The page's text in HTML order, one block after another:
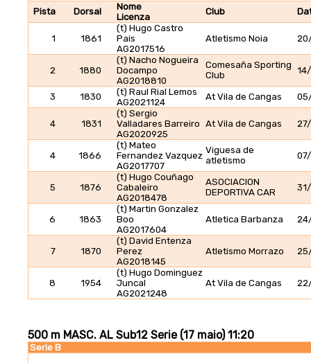
Pista Dorsal
Nome
Licenza
Club
1 1861
(t) Hugo Castro
Pais
AG2017516
Atletismo Noia
2 1880
(t) Nacho Nogueira
Docampo
AG2018810
Comesaña Sporting
Club
3 1830
(t) Raul Rial Lemos
AG2021124
At Vila de Cangas
4 1831
(t) Sergio
Valladares Barreiro
AG2020925
At Vila de Cangas
4 1866
(t) Mateo
Fernandez Vazquez
AG2017707
Viguesa de
atletismo
5 1876
(t) Hugo Couñago
Cabaleiro
AG2018478
ASOCIACION
DEPORTIVA CAR
6 1863
(t) Martin Gonzalez
Boo
AG2017604
Atletica Barbanza
7 1870
(t) David Entenza
Perez
AG2018145
Atletismo Morrazo
8 1954
(t) Hugo Dominguez
Juncal
AG2021248
At Vila de Cangas
Serie B
500 m MASC. AL Sub12 Serie (17 maio) 11:20